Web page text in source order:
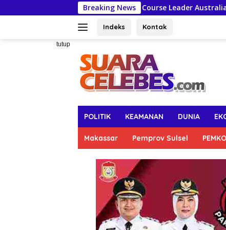
ke
Breaking News
Course Leader Australia Awards Short
Indeks Kontak
tutup
POLITIK KEAMANAN DUNIA
Makassar Pemprov Sulsel